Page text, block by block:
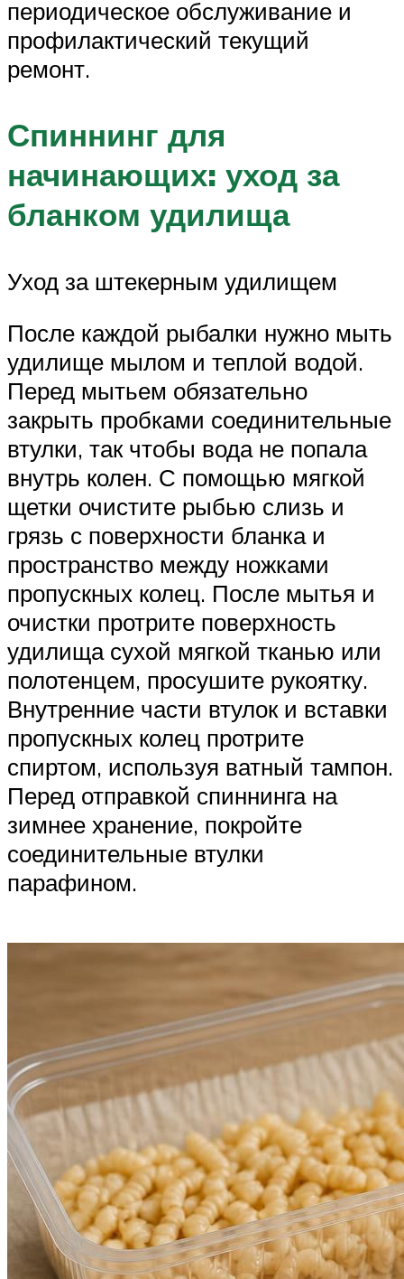
периодическое обслуживание и
профилактический текущий
ремонт.
Спиннинг для
начинающих: уход за
бланком удилища
Уход за штекерным удилищем
После каждой рыбалки нужно мыть
удилище мылом и теплой водой.
Перед мытьем обязательно
закрыть пробками соединительные
втулки, так чтобы вода не попала
внутрь колен. С помощью мягкой
щетки очистите рыбью слизь и
грязь с поверхности бланка и
пространство между ножками
пропускных колец. После мытья и
очистки протрите поверхность
удилища сухой мягкой тканью или
полотенцем, просушите рукоятку.
Внутренние части втулок и вставки
пропускных колец протрите
спиртом, используя ватный тампон.
Перед отправкой спиннинга на
зимнее хранение, покройте
соединительные втулки
парафином.